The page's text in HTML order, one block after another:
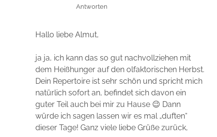
Antworten
Hallo liebe Almut,
ja ja, ich kann das so gut nachvollziehen mit
dem Heißhunger auf den olfaktorischen Herbst.
Dein Repertoire ist sehr schön und spricht mich
natürlich sofort an, befindet sich davon ein
guter Teil auch bei mir zu Hause 😉 Dann
würde ich sagen lassen wir es mal „duften“
dieser Tage! Ganz viele liebe Grüße zurück,